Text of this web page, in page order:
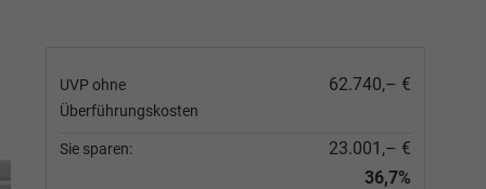
UVP ohne
Überführungskosten
62.740,– €
Sie sparen:
23.001,– €
36,7%